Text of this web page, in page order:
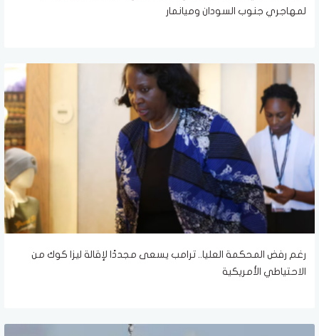
لمهاجري جنوب السودان وميانمار
رغم رفض المحكمة العليا.. ترامب يسعى مجددًا لإقالة ليزا كوك من
الاحتياطي الأمريكية